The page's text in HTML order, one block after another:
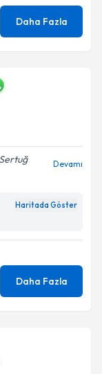
Daha Fazla
Devamı
Haritada Göster
Daha Fazla